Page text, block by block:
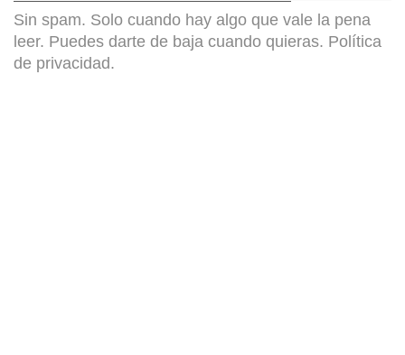
Sin spam. Solo cuando hay algo que vale la pena
leer. Puedes darte de baja cuando quieras. Política
de privacidad.